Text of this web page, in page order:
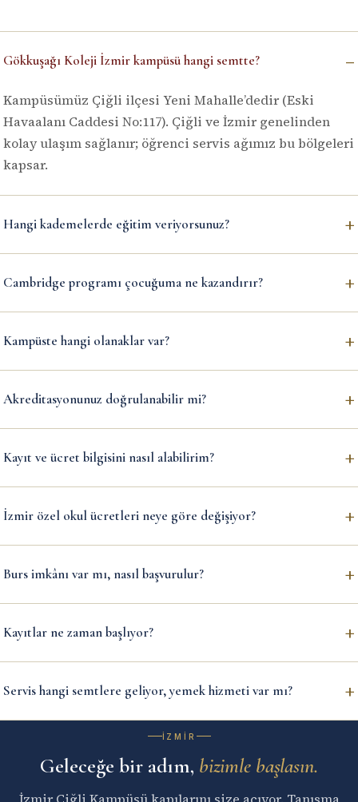
Gökkuşağı Koleji İzmir kampüsü hangi semtte? –
Kampüsümüz Çiğli ilçesi Yeni Mahalle’dedir (Eski
Havaalanı Caddesi No:117). Çiğli ve İzmir genelinden
kolay ulaşım sağlanır; öğrenci servis ağımız bu bölgeleri
kapsar.
Hangi kademelerde eğitim veriyorsunuz? +
Cambridge programı çocuğuma ne kazandırır? +
Kampüste hangi olanaklar var? +
Akreditasyonunuz doğrulanabilir mi? +
Kayıt ve ücret bilgisini nasıl alabilirim? +
İzmir özel okul ücretleri neye göre değişiyor? +
Burs imkânı var mı, nasıl başvurulur? +
Kayıtlar ne zaman başlıyor? +
Servis hangi semtlere geliyor, yemek hizmeti var mı? +
İZMIR
Geleceğe bir adım, bizimle başlasın.
İzmir Çiğli Kampüsü kapılarını size açıyor. Tanışma